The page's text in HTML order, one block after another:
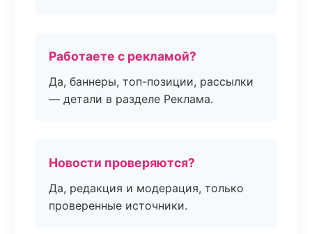
Работаете с рекламой?
Да, баннеры, топ-позиции, рассылки
— детали в разделе Реклама.
Новости проверяются?
Да, редакция и модерация, только
проверенные источники.